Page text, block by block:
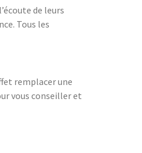
de leurs
Tous les
remplacer une
vous conseiller et